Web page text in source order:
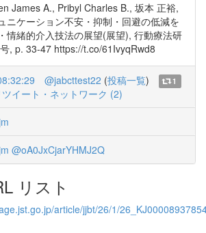
James A., Pribyl Charles B., 坂本 正裕,
ニケーション不安・抑制・回避の低減を
情緒的介入技法の展望(展望), 行動療法研
, p. 33-47 https://t.co/61IvyqRwd8
@jabcttest22 (投稿一覧)
1
ツイート・ネットワーク (2)
@oA0JxCjarYHMJ2Q
リスト
article/jjbt/26/1/